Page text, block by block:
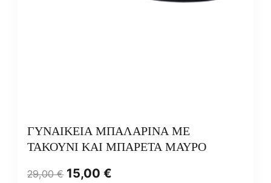
ΓΥΝΑΙΚΕΙΑ ΜΠΑΛΑΡΙΝΑ ΜΕ
ΤΑΚΟΥΝΙ ΚΑΙ ΜΠΑΡΕΤΑ ΜΑΥΡΟ
29,00€ 15,00 €